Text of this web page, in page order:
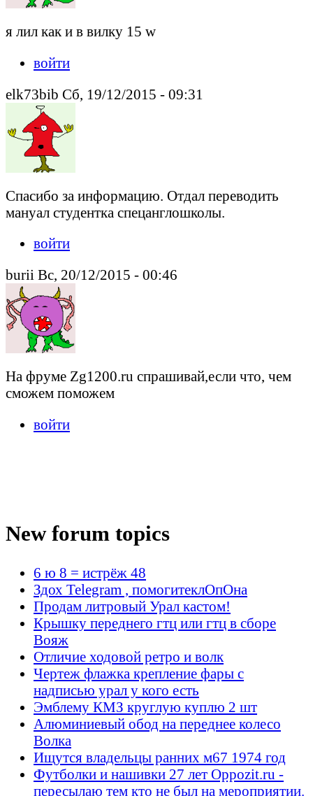
я лил как и в вилку 15 w
войти
elk73bib Сб, 19/12/2015 - 09:31
Спасибо за информацию. Отдал переводить
мануал студентка спецанглошколы.
войти
burii Вс, 20/12/2015 - 00:46
На фруме Zg1200.ru спрашивай,если что, чем
сможем поможем
войти
New forum topics
6 ю 8 = истрёж 48
Здох Telegram , помогитеклОпОна
Продам литровый Урал кастом!
Крышку переднего гтц или гтц в сборе
Вояж
Отличие ходовой ретро и волк
Чертеж флажка крепление фары с
надписью урал у кого есть
Эмблему КМЗ круглую куплю 2 шт
Алюминиевый обод на переднее колесо
Волка
Ищутся владельцы ранних м67 1974 год
Футболки и нашивки 27 лет Oppozit.ru -
пересылаю тем кто не был на мероприятии.